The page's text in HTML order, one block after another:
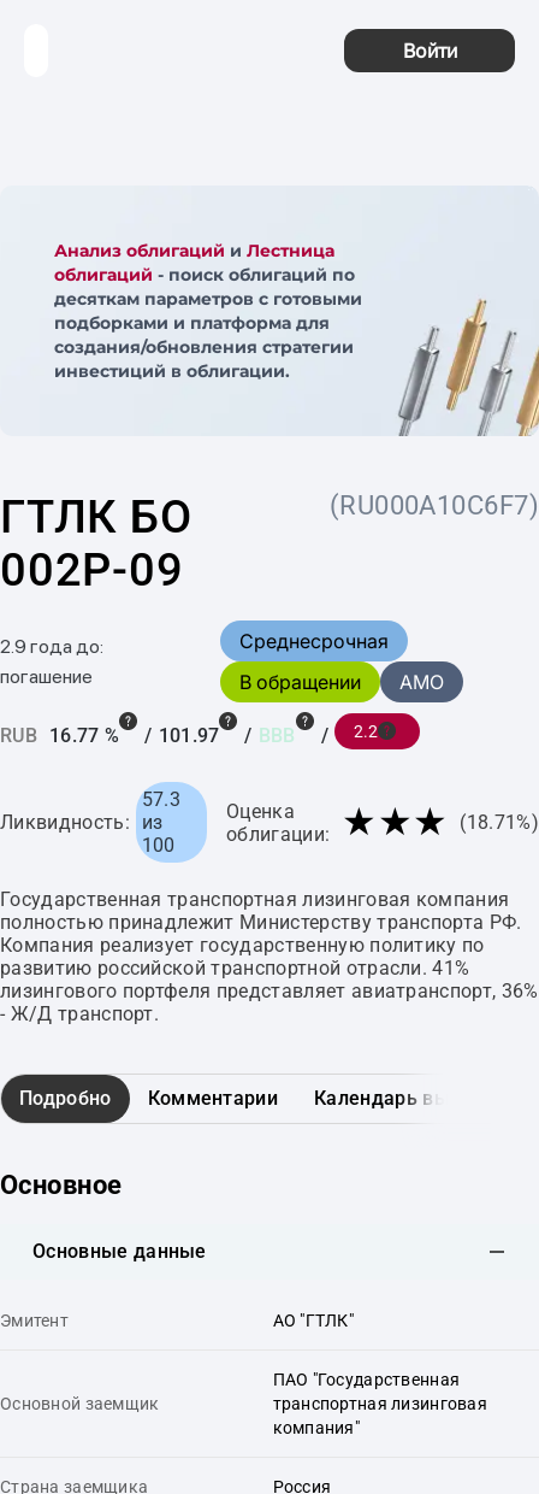
Войти
Анализ облигаций и Лестница
облигаций - поиск облигаций по
десяткам параметров с готовыми
подборками и платформа для
создания/обновления стратегии
инвестиций в облигации.
ГТЛК БО
002P-09
(RU000A10C6F7)
2.9 года до:
погашение
Среднесрочная
В обращении
AMO
RUB 16.77 % / 101.97 / BBB / 2.2
Ликвидность:
57.3
из
100
Оценка
облигации:
★★★ (18.71%)
Государственная транспортная лизинговая компания
полностью принадлежит Министерству транспорта РФ.
Компания реализует государственную политику по
развитию российской транспортной отрасли. 41%
лизингового портфеля представляет авиатранспорт, 36%
- Ж/Д транспорт.
Подробно Комментарии Календарь выплат
Основное
Основные данные
Эмитент АО "ГТЛК"
Основной заемщик
ПАО "Государственная
транспортная лизинговая
компания"
Страна заемщика Россия